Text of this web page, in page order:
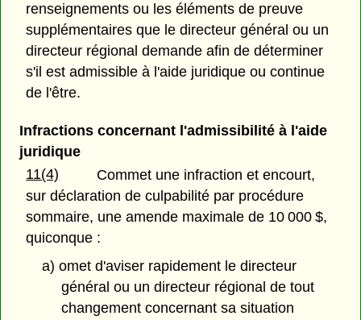
renseignements ou les éléments de preuve
supplémentaires que le directeur général ou un
directeur régional demande afin de déterminer
s'il est admissible à l'aide juridique ou continue
de l'être.
Infractions concernant l'admissibilité à l'aide
juridique
11(4)
Commet une infraction et encourt,
sur déclaration de culpabilité par procédure
sommaire, une amende maximale de 10 000 $,
quiconque :
a) omet d'aviser rapidement le directeur
général ou un directeur régional de tout
changement concernant sa situation